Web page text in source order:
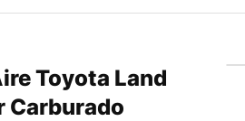
Toyota Land
Carburado